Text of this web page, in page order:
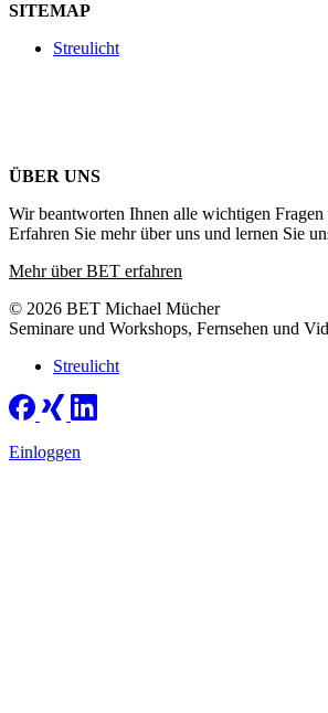
SITEMAP
Streulicht
ÜBER UNS
Wir beantworten Ihnen alle wichtigen
Erfahren Sie mehr über uns und lernen Sie
Mehr über BET erfahren
© 2026 BET Michael Mücher
Seminare und Workshops, Fernsehen und
Streulicht
Einloggen